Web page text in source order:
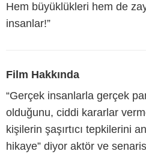
Hem büyüklükleri hem de
insanlar!”
Film Hakkında
“Gerçek insanlarla gerçek
olduğunu, ciddi kararlar
kişilerin şaşırtıcı tepkilerini
hikaye” diyor aktör ve